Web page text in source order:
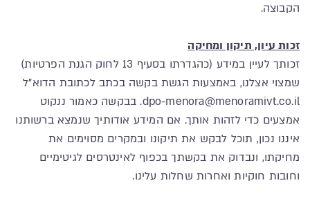
הקבוצה.
זכות עיון, תיקון ומחיקה
זכותך לעיין במידע (כהגדרתו בסעיף 13 לחוק הגנת הפרטיות)
שמצוי אצלנו, באמצעות הגשת בקשה בכתב לכתובת הדוא"ל
dpo-menora@menoramivt.co.il. בבקשה כאמור ננקוט
אמצעים כדי לזהות אותך. אם המידע אודותיך שנמצא ברשותנו
איננו נכון, תוכל לבקש את תיקונו ובמקרים מסוימים את
מחיקתו, ונבדוק את בקשתך בכפוף לאינטרסים לגיטימיים
וחובות חוקיות ואחרות שחלות עלינו.